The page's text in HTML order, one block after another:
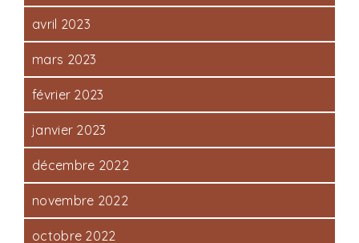
avril 2023
mars 2023
février 2023
janvier 2023
décembre 2022
novembre 2022
octobre 2022